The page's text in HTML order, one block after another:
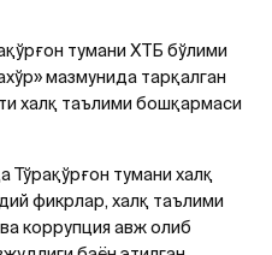
тумани ХТБ бўлими
мазмунида тарқалган
халқ таълими бошқармаси
тумани халқ
фикрлар, халқ таълими
коррупция авж олиб